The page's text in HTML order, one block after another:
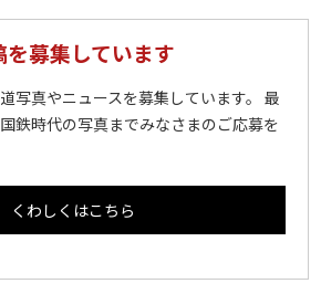
募集しています
写真やニュースを募集しています。 最
鉄時代の写真までみなさまのご応募を
くわしくはこちら